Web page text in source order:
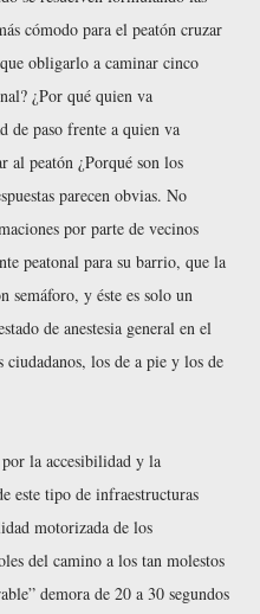
cómodo para el peatón cruzar
obligarlo a caminar cinco
¿Por qué quien va
de paso frente a quien va
al peatón ¿Porqué son los
parecen obvias. No
por parte de vecinos
peatonal para su barrio, que la
semáforo, y éste es solo un
de anestesia general en el
ciudadanos, los de a pie y los de
la accesibilidad y la
este tipo de infraestructuras
motorizada de los
del camino a los tan molestos
demora de 20 a 30 segundos